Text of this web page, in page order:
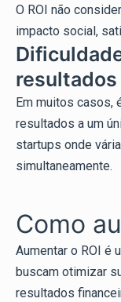
O ROI não
impacto social,
resultados
Em muitos casos,
resultados a um
startups onde
simultaneamente.
Como
Aumentar o ROI é
buscam otimizar
resultados